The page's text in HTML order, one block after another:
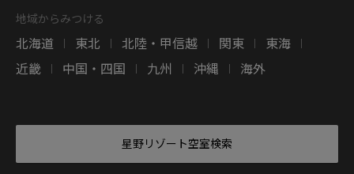
地域からみつける
北海道 | 東北 | 北陸・甲信越 | 関東 | 東海 |
近畿 | 中国・四国 | 九州 | 沖縄 | 海外
星野リゾート空室検索